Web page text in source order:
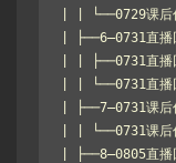
| | └──0729课
| ├──6–0731直播
| | ├──0731直播
| | └──0731直播
| ├──7–0731课后
| | └──0731课
| ├──8–0805直播